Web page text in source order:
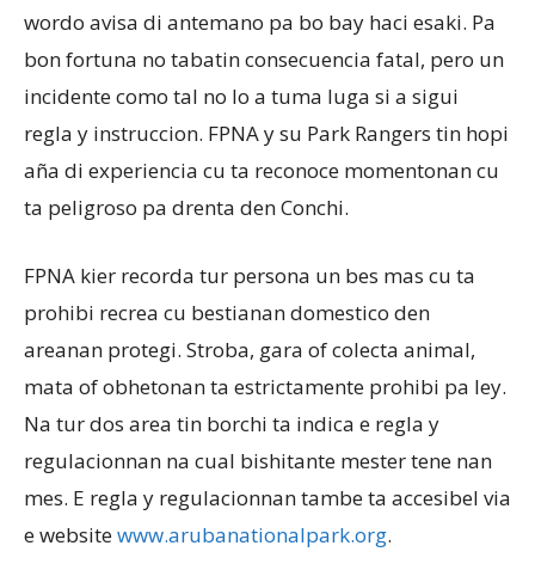
wordo avisa di antemano pa bo bay haci esaki. Pa
bon fortuna no tabatin consecuencia fatal, pero un
incidente como tal no lo a tuma luga si a sigui
regla y instruccion. FPNA y su Park Rangers tin hopi
aña di experiencia cu ta reconoce momentonan cu
ta peligroso pa drenta den Conchi.
FPNA kier recorda tur persona un bes mas cu ta
prohibi recrea cu bestianan domestico den
areanan protegi. Stroba, gara of colecta animal,
mata of obhetonan ta estrictamente prohibi pa ley.
Na tur dos area tin borchi ta indica e regla y
regulacionnan na cual bishitante mester tene nan
mes. E regla y regulacionnan tambe ta accesibel via
e websitewww.arubanationalpark.org.